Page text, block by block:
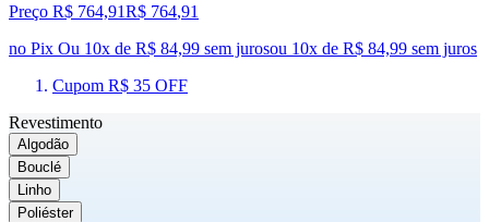
Preço R$ 764,91R$ 764,91
no Pix Ou 10x de R$ 84,99 sem jurosou 10x de R$ 84,99 sem juros
Cupom R$ 35 OFF
Revestimento
Algodão
Bouclé
Linho
Poliéster